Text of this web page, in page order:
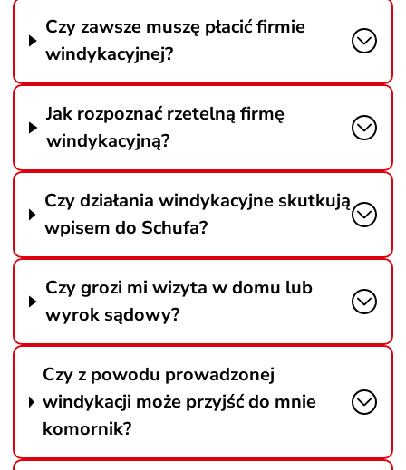
Czy zawsze muszę płacić firmie
windykacyjnej?
Jak rozpoznać rzetelną firmę
windykacyjną?
Czy działania windykacyjne skutkują
wpisem do Schufa?
Czy grozi mi wizyta w domu lub
wyrok sądowy?
Czy z powodu prowadzonej
windykacji może przyjść do mnie
komornik?